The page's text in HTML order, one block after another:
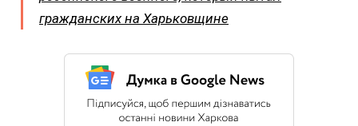
гражданских на Харьковщине